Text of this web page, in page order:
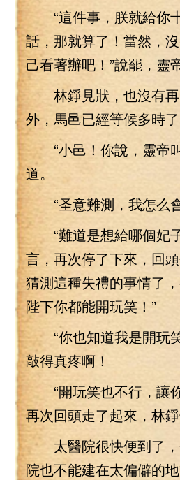
“這件事，朕就給你
話，那就算了！當然，
己看著辦吧！”說罷，靈
林錚見狀，也沒有再
外，馬邑已經等候多時
“小邑！你說，靈帝叫
道。
“圣意難測，我怎么
“難道是想給哪個妃子
言，再次停了下來，回
猜測這種失禮的事情了
陛下你都能開玩笑！”
“你也知道我是開玩笑
敲得真疼啊！
“開玩笑也不行，讓你
再次回頭走了起來，林
太醫院很快便到了，
院也不能建在太偏僻的